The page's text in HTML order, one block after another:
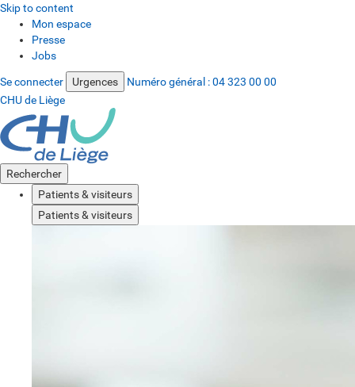
Skip to content
Mon espace
Presse
Jobs
Se connecter Urgences Numéro général :04 323 00 00
CHU de Liège
Rechercher
Patients & visiteurs
Patients & visiteurs